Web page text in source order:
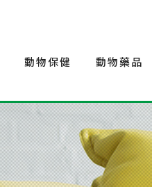
動物保健 動物藥品